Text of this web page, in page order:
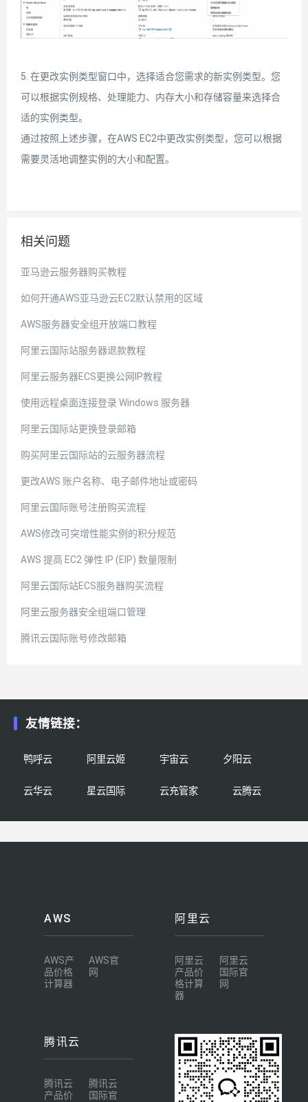
5. 在更改实例类型窗口中，选择适合您需求的新实例类型。您
可以根据实例规格、处理能力、内存大小和存储容量来选择合
适的实例类型。
通过按照上述步骤，在AWS EC2中更改实例类型，您可以根据
需要灵活地调整实例的大小和配置。
相关问题
亚马逊云服务器购买教程
如何开通AWS亚马逊云EC2默认禁用的区域
AWS服务器安全组开放端口教程
阿里云国际站服务器退款教程
阿里云服务器ECS更换公网IP教程
使用远程桌面连接登录 Windows 服务器
阿里云国际站更换登录邮箱
购买阿里云国际站的云服务器流程
更改AWS 账户名称、电子邮件地址或密码
阿里云国际账号注册购买流程
AWS修改可突增性能实例的积分规范
AWS 提高 EC2 弹性 IP (EIP) 数量限制
阿里云国际站ECS服务器购买流程
阿里云服务器安全组端口管理
腾讯云国际账号修改邮箱
友情链接：
鸭呼云 阿里云姬 宇宙云 夕阳云
云华云 星云国际 云充管家 云腾云
AWS
AWS产
品价格
计算器
AWS官
网
阿里云
阿里云
产品价
格计算
器
阿里云
国际官
网
腾讯云
腾讯云
产品价
腾讯云
国际官